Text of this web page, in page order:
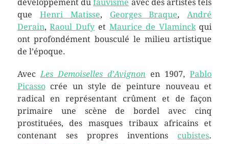
développement dufauvisme avec des artistes tels
que Henri Matisse, Georges Braque,André
Derain,Raoul Dufy et Maurice de Vlaminckqui
ont profondément bousculé le milieu artistique
de l’époque.
AvecLes Demoiselles d’Avignon en 1907,Pablo
Picassocrée un style de peinture nouveau et
radical en représentant crûment et de façon
primaire une scène de bordel avec cinq
prostituées, des masques tribaux africains et
contenant ses propres inventions cubistes.